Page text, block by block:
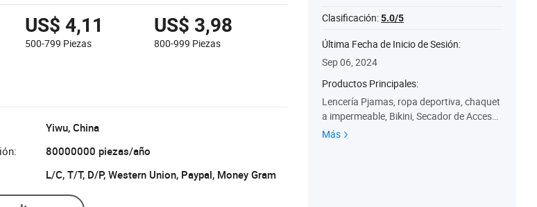
US$ 4,11
500-799 Piezas
US$ 3,98
800-999 Piezas
Yiwu, China
80000000 piezas/año
L/C, T/T, D/P, Western Union, Paypal, Money Gram
Clasificación:5.0/5
Última Fecha de Inicio de Sesión:
Sep 06, 2024
Productos Principales:
Lencería Pjamas, ropa deportiva, chaquet
a impermeable, Bikini, Secador de Accesor
ios, collar, bisutería, regalo de Navidad, pr
Más